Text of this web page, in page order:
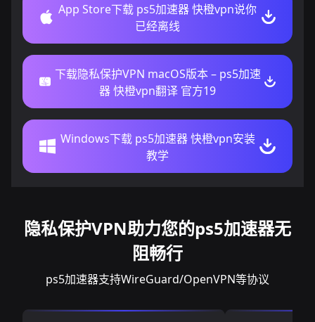
App Store下载 ps5加速器 快橙vpn说你
已经离线
下载隐私保护VPN macOS版本 – ps5加速
器 快橙vpn翻译 官方19
Windows下载 ps5加速器 快橙vpn安装
教学
隐私保护VPN助力您的ps5加速器无
阻畅行
ps5加速器支持WireGuard/OpenVPN等协议